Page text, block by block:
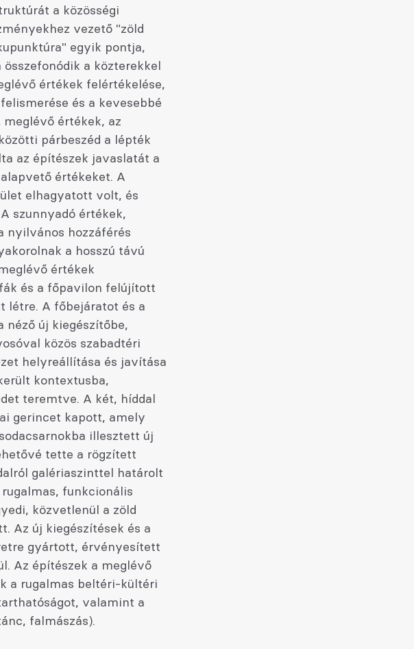
a közösségi
vezető "zöld
egyik pontja,
a közterekkel
értékek felértékelése,
és a kevesebbé
értékek, az
párbeszéd a lépték
az építészek javaslatát a
értékeket. A
elhagyatott volt, és
szunnyadó értékek,
nyilvános hozzáférés
a hosszú távú
értékek
és a főpavilon felújított
létre. A főbejáratot és a
néző új kiegészítőbe,
közös szabadtéri
helyreállítása és javítása
kontextusba,
teremtve. A két, híddal
gerincet kapott, amely
illesztett új
tette a rögzített
galériaszinttel határolt
funkcionális
közvetlenül a zöld
Az új kiegészítések és a
gyártott, érvényesített
Az építészek a meglévő
a rugalmas beltéri-kültéri
valamint a
falmászás).